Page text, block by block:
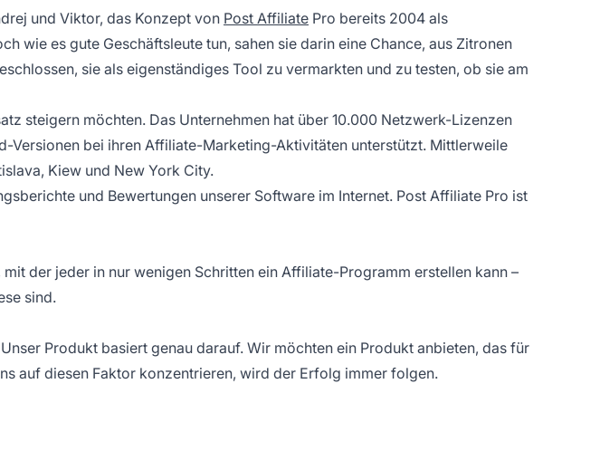
und Viktor, das Konzept von Post Affiliate Pro bereits 2004 als
wie es gute Geschäftsleute tun, sahen sie darin eine Chance, aus Zitronen
sie als eigenständiges Tool zu vermarkten und zu testen, ob sie am
steigern möchten. Das Unternehmen hat über 10.000 Netzwerk-Lizenzen
bei ihren Affiliate-Marketing-Aktivitäten unterstützt. Mittlerweile
Kiew und New York City.
und Bewertungen unserer Software im Internet. Post Affiliate Pro ist
der jeder in nur wenigen Schritten ein Affiliate-Programm erstellen kann –
sind.
Produkt basiert genau darauf. Wir möchten ein Produkt anbieten, das für
auf diesen Faktor konzentrieren, wird der Erfolg immer folgen.